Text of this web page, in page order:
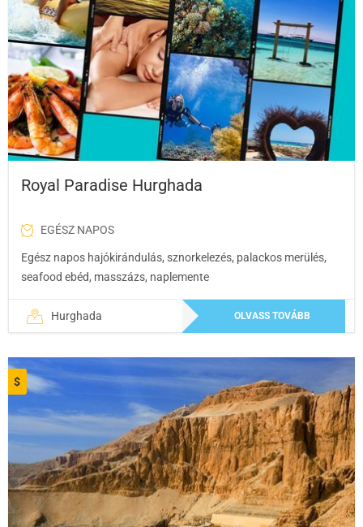
Royal Paradise Hurghada
EGÉSZ NAPOS
Egész napos hajókirándulás, sznorkelezés, palackos merülés,
seafood ebéd, masszázs, naplemente
Hurghada OLVASS TOVÁBB
$